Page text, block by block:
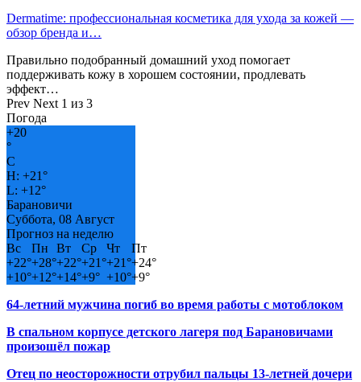
Dermatime: профессиональная косметика для ухода за кожей —
обзор бренда и…
Правильно подобранный домашний уход помогает
поддерживать кожу в хорошем состоянии, продлевать
эффект…
Prev Next 1 из 3
Погода
+20
°
C
H: +21°
L: +12°
Барановичи
Суббота, 08 Август
Прогноз на неделю
Вс
Пн Вт Ср Чт
Пт
+22°+28°+22°+21°+21°+24°
+10°+12°+14°+9° +10°+9°
64-летний мужчина погиб во время работы с мотоблоком
В спальном корпусе детского лагеря под Барановичами
произошёл пожар
Отец по неосторожности отрубил пальцы 13-летней дочери